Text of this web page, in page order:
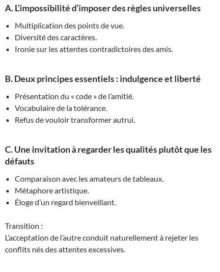
A. L’impossibilité d’imposer des règles universelles
Multiplication des points de vue.
Diversité des caractères.
Ironie sur les attentes contradictoires des amis.
B. Deux principes essentiels : indulgence et liberté
Présentation du « code » de l’amitié.
Vocabulaire de la tolérance.
Refus de vouloir transformer autrui.
C. Une invitation à regarder les qualités plutôt que les
défauts
Comparaison avec les amateurs de tableaux.
Métaphore artistique.
Éloge d’un regard bienveillant.
Transition :
L’acceptation de l’autre conduit naturellement à rejeter les
conflits nés des attentes excessives.